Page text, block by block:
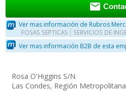

Ver mas información de Rubros
FOSAS SEPTICAS SERVICIOS DE
Ver mas información B2B de esta
Rosa O'Higgins S/N
Las Condes, Región Metropolitana